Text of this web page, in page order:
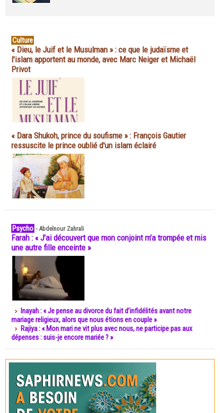
Culture
« Dieu, le Juif et le Musulman » : ce que le judaïsme et
l'islam apportent au monde, avec Marc Neiger et Michaël
Privot
« Dara Shukoh, prince du soufisme » : François Gautier
ressuscite le prince oublié d'un islam éclairé
Psycho -Abdelnour Zahrali
Farah : « J’ai découvert que mon conjoint m’a trompée et mis
une autre fille enceinte »
Inayah : « Je pense au divorce du fait d’infidélités avant notre
mariage religieux, alors que nous étions en couple »
Rajiya : « Mon mari ne vit plus avec nous, ne participe pas aux
dépenses : suis-je encore mariée ? »